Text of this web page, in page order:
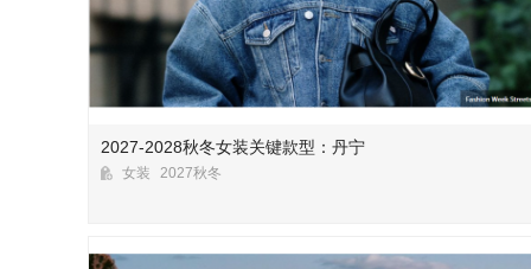
2027-2028秋冬女装关键款型：丹宁
女装 2027秋冬